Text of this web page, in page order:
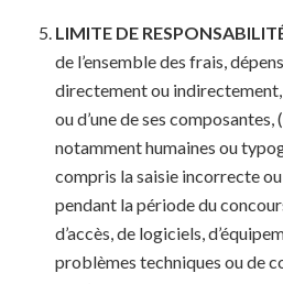
LIMITE DE
de l’ensemble des frais,
directement ou indirectement,
ou d’une de ses
notamment humaines ou
compris la saisie incorrecte
pendant la période du
d’accès, de logiciels,
problèmes techniques ou de